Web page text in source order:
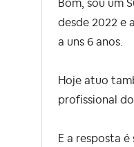
Bom, sou um
desde 2022 e
a uns 6 anos.
Hoje atuo
profissional
E a resposta é